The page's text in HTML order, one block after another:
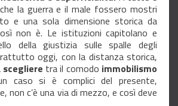
la guerra e il male fossero mostri
e una sola dimensione storica da
non è. Le istituzioni capitolano e
della giustizia sulle spalle degli
oggi, con la distanza storica,
scegliere tra il comodo immobilismo
caso si è complici del presente,
non c’è una via di mezzo, e così deve